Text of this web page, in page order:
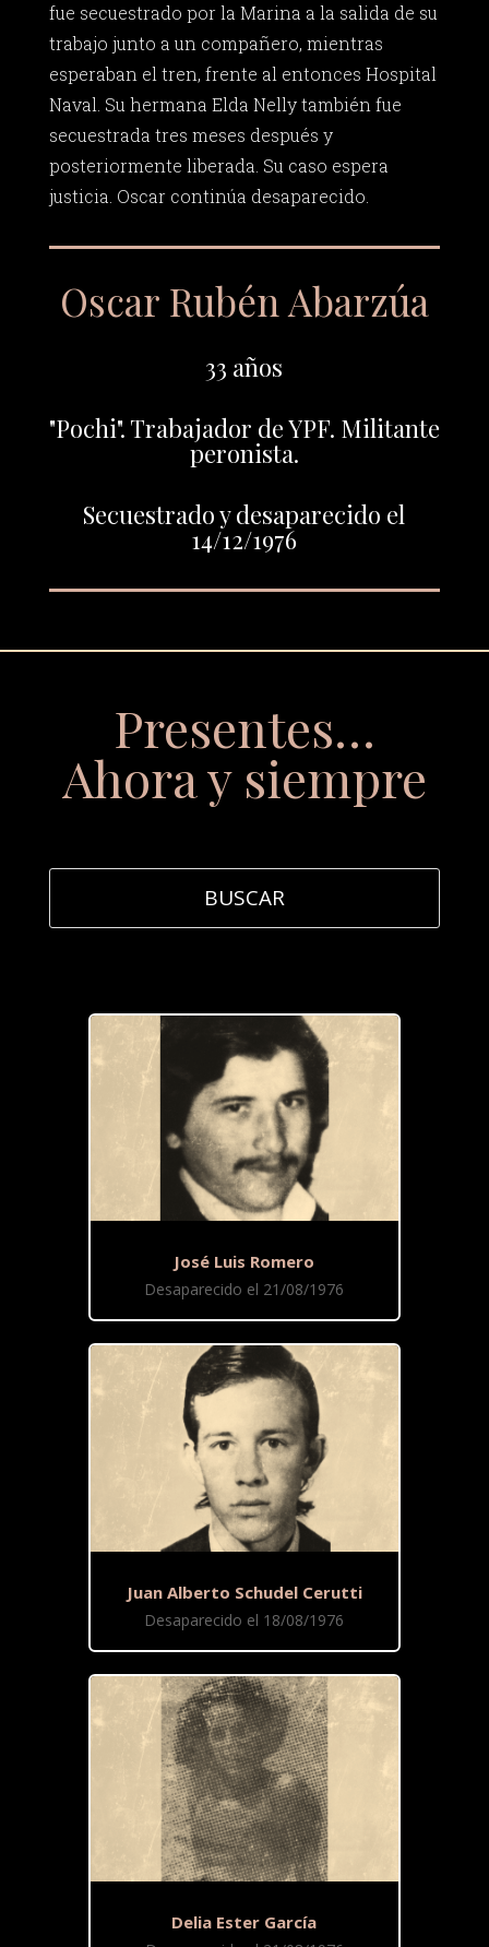
fue secuestrado por la Marina a la salida de su
trabajo junto a un compañero, mientras
esperaban el tren, frente al entonces Hospital
Naval. Su hermana Elda Nelly también fue
secuestrada tres meses después y
posteriormente liberada. Su caso espera
justicia. Oscar continúa desaparecido.
Oscar Rubén Abarzúa
33 años
"Pochi". Trabajador de YPF. Militante
peronista.
Secuestrado y desaparecido el
14/12/1976
Presentes…
Ahora y siempre
José Luis Romero
Desaparecido el 21/08/1976
Juan Alberto Schudel Cerutti
Desaparecido el 18/08/1976
Delia Ester García